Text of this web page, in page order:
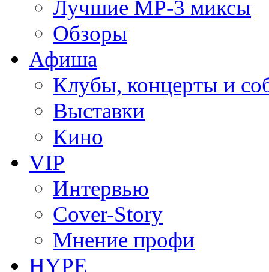
Лучшие MP-3 миксы
Обзоры
Афиша
Клубы, концерты и
Выставки
Кино
VIP
Интервью
Cover-Story
Мнение профи
HYPE